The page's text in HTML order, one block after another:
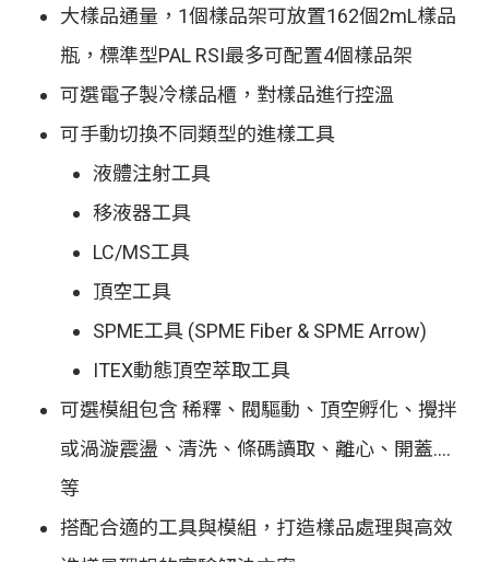
大樣品通量，1個樣品架可放置162個2mL樣品
瓶，標準型PAL RSI最多可配置4個樣品架
可選電子製冷樣品櫃，對樣品進行控溫
可手動切換不同類型的進樣工具
液體注射工具
移液器工具
LC/MS工具
頂空工具
SPME工具 (SPME Fiber & SPME Arrow)
ITEX動態頂空萃取工具
可選模組包含 稀釋、閥驅動、頂空孵化、攪拌
或渦漩震盪、清洗、條碼讀取、離心、開蓋….
等
搭配合適的工具與模組，打造樣品處理與高效